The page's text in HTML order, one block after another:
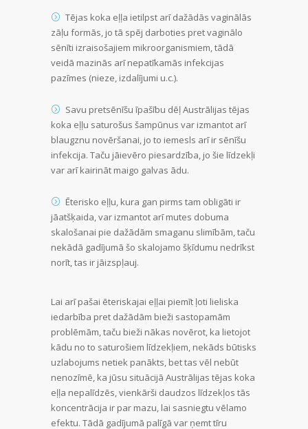
Tējas koka eļļa ietilpst arī dažādās vaginālās
zāļu formās, jo tā spēj darboties pret vaginālo
sēnīti izraisošajiem mikroorganismiem, tādā
veidā mazinās arī nepatīkamās infekcijas
pazīmes (nieze, izdalījumi u.c.).
Savu pretsēnīšu īpašību dēļ Austrālijas tējas
koka eļļu saturošus šampūnus var izmantot arī
blaugznu novēršanai, jo to iemesls arī ir sēnīšu
infekcija. Taču jāievēro piesardzība, jo šie līdzekļi
var arī kairināt maigo galvas ādu.
Ēterisko eļļu, kura gan pirms tam obligāti ir
jāatšķaida, var izmantot arī mutes dobuma
skalošanai pie dažādām smaganu slimībām, taču
nekādā gadījumā šo skalojamo šķīdumu nedrīkst
norīt, tas ir jāizspļauj.
Lai arī pašai ēteriskajai eļļai piemīt ļoti lieliska
iedarbība pret dažādām bieži sastopamām
problēmām, taču bieži nākas novērot, ka lietojot
kādu no to saturošiem līdzekļiem, nekāds būtisks
uzlabojums netiek panākts, bet tas vēl nebūt
nenozīmē, ka jūsu situācijā Austrālijas tējas koka
eļļa nepalīdzēs, vienkārši daudzos līdzekļos tās
koncentrācija ir par mazu, lai sasniegtu vēlamo
efektu. Tādā gadījumā palīgā var ņemt tīru